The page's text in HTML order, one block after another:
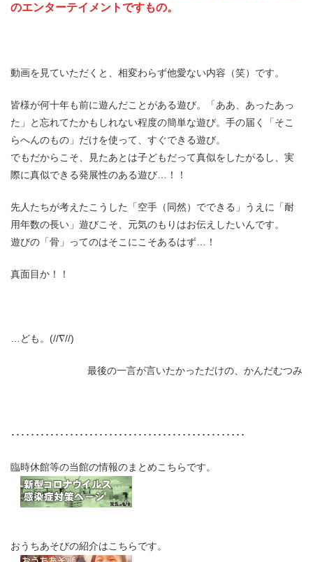
のエンターテイメントですもの。
動画を見ていただくと、相変わらず他愛ない内容（笑）です。
皆様が何十年も前に遊んだことがある遊び。「ああ、あったあっ
た」と忘れてたかもしれない程度の簡単な遊び。手の届く「そこ
らへんのもの」だけを使って、すぐできる遊び。
でもだからこそ、見たあとは子どもだって真似をしたがるし、実
際に真似できる発展性のある遊び…！！
先人たちが考えたこうした「空手（同然）でできる」うえに「耐
用年数の長い」遊びこそ、元気のもりはお伝えしたいんです。
遊びの「骨」ってのはそこにこそあるはず…！
真面目か！！
…ども。(//∇//)
最後の一言が言いたかっただけの、かんだむつみ
････････････････････････････････････････････････
臨時休館等の当館の情報のまとめこちらです。
おうちあそびの紹介はこちらです。